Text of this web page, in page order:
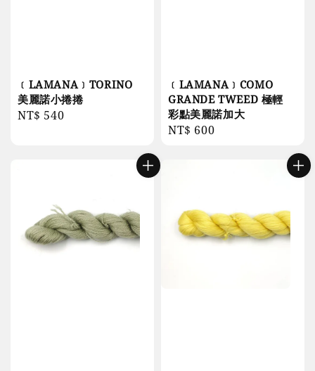
﹝LAMANA﹞TORINO
美麗諾小捲捲
Regular
NT$ 540
﹝LAMANA﹞COMO
GRANDE TWEED 極輕
彩點美麗諾加大
Regular
NT$ 600